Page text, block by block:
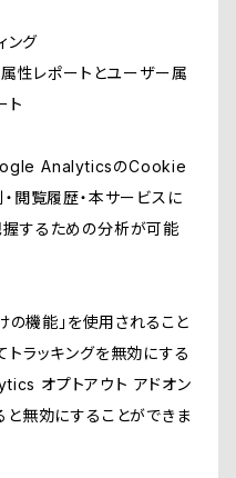
ング
レポートとユーザー属
ト
AnalyticsのCookie
閲覧履歴・本サービスに
するための分析が可能
機能」を使用されること
トラッキングを無効にする
オプトアウト アドオン
と無効にすることができま